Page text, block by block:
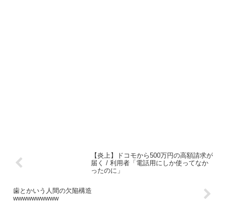
【炎上】ドコモから500万円の高額請求が
届く / 利用者「電話用にしか使ってなか
ったのに」
歯とかいう人間の欠陥構造
wwwwwwwwww